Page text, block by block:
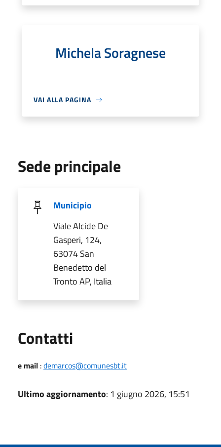
Michela Soragnese
VAI ALLA PAGINA
Sede principale
Municipio
Viale Alcide De
Gasperi, 124,
63074 San
Benedetto del
Tronto AP, Italia
Contatti
e mail :demarcos@comunesbt.it
Ultimo aggiornamento: 1 giugno 2026, 15:51